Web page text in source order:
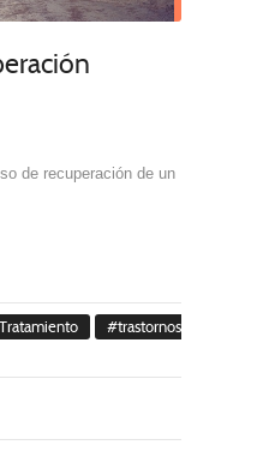
de recuperación de un
Tratamiento
trastornos